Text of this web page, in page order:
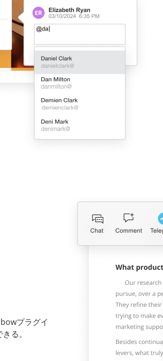
プラグイ
る。